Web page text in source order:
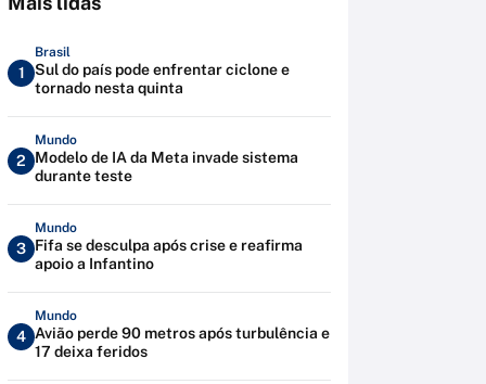
1
Brasil
Sul do país pode enfrentar ciclone e
tornado nesta quinta
2
Mundo
Modelo de IA da Meta invade sistema
durante teste
3
Mundo
Fifa se desculpa após crise e reafirma
apoio a Infantino
4
Mundo
Avião perde 90 metros após turbulência e
17 deixa feridos